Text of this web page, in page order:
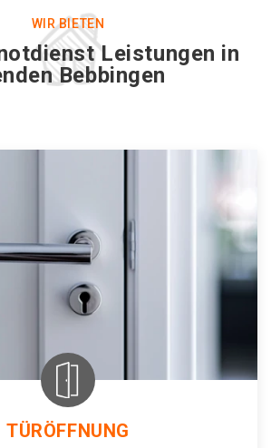
WIR BIETEN
Leistungen in
Bebbingen
TÜRÖFFNUNG